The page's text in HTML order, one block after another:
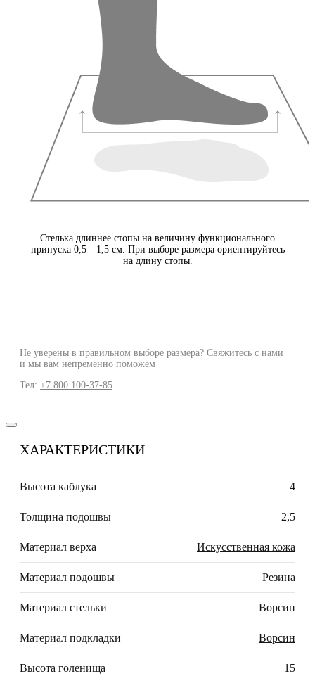
Стелька длиннее стопы на величину функционального
припуска 0,5—1,5 см. При выборе размера ориентируйтесь
на длину стопы.
Не уверены в правильном выборе размера? Свяжитесь с нами
и мы вам непременно поможем
Тел: +7 800 100-37-85
ХАРАКТЕРИСТИКИ
Высота каблука 4
Толщина подошвы 2,5
Материал верха Искусственная кожа
Материал подошвы Резина
Материал стельки Ворсин
Материал подкладки Ворсин
Высота голенища 15